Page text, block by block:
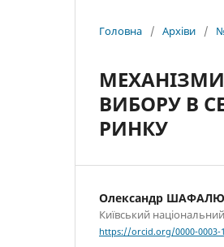
Головна / Архіви /
ВИБОРУ В
РИНКУ
Олександр
Київський
https://orcid.org/0000-0003-